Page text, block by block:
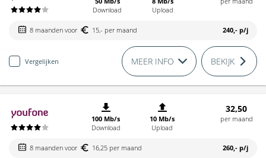
Download
Upload
8 maanden voor 15,- per maand 240,- p/j
Vergelijken MEER INFO BEKIJK
100 Mb/s
Download
10 Mb/s
Upload
32,50
per maand
8 maanden voor 16,25 per maand 260,- p/j